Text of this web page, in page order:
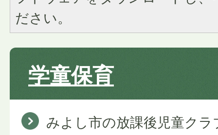
ださい。
学童保育
みよし市の放課後児童ク